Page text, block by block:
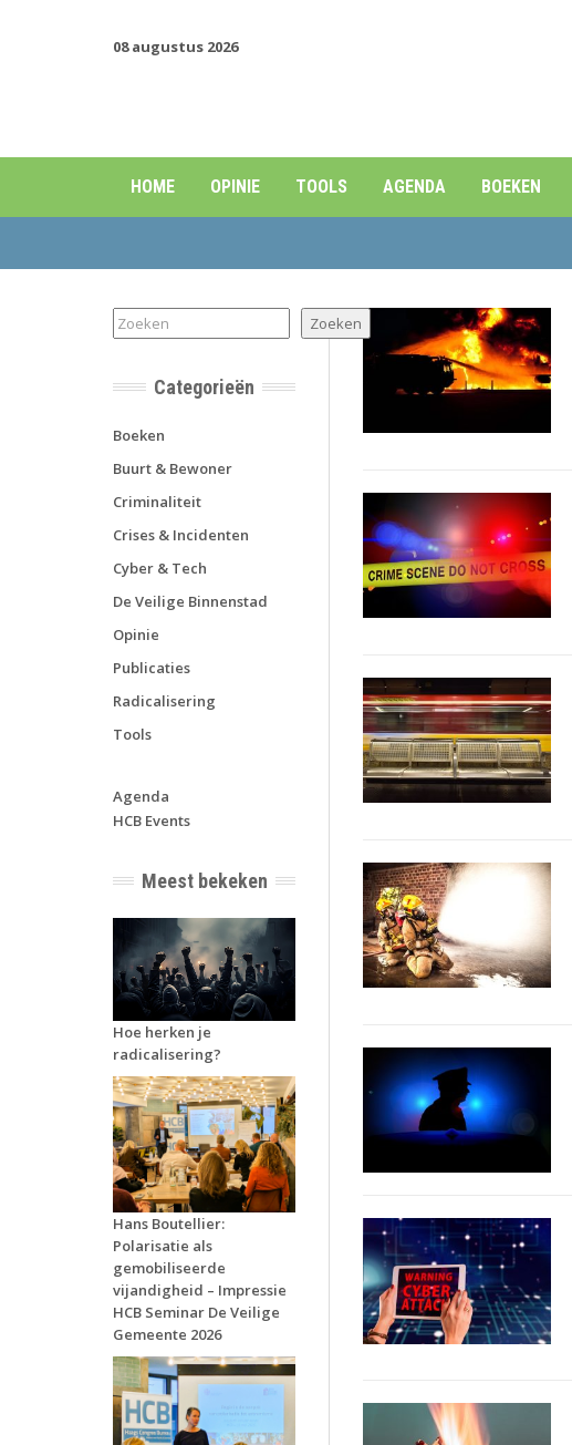
08 augustus 2026
HOME OPINIE TOOLS AGENDA BOEKEN
Zoeken Zoeken
Categorieën
Boeken
Buurt & Bewoner
Criminaliteit
Crises & Incidenten
Cyber & Tech
De Veilige Binnenstad
Opinie
Publicaties
Radicalisering
Tools
Agenda
HCB Events
Meest bekeken
Hoe herken je
radicalisering?
Hans Boutellier:
Polarisatie als
gemobiliseerde
vijandigheid – Impressie
HCB Seminar De Veilige
Gemeente 2026